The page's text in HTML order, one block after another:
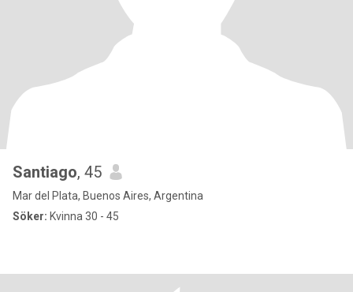
Santiago, 45
Mar del Plata, Buenos Aires, Argentina
Söker: Kvinna 30 - 45